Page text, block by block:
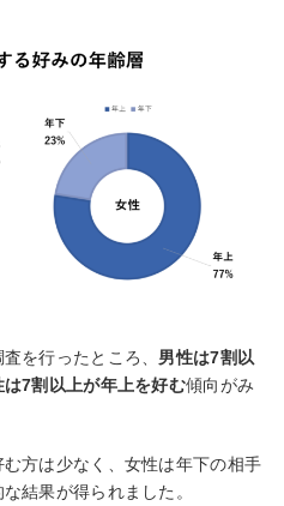
を行ったところ、 男性は7割以
7割以上が年上を好む傾向がみ
方は少なく、女性は年下の相手
結果が得られました。